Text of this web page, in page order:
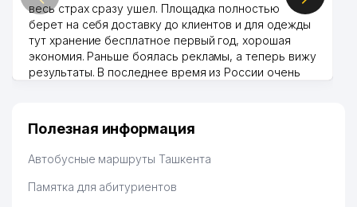
весь страх сразу ушел. Площадка полностью
берет на себя доставку до клиентов и для одежды
тут хранение бесплатное первый год, хорошая
экономия. Раньше боялась рекламы, а теперь вижу
результаты. В последнее время из России очень
Hamida 03.08.2026 12:45:39
Полезная информация
Автобусные маршруты Ташкента
Памятка для абитуриентов